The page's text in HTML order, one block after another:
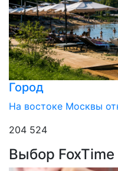
Город
На востоке Москвы
204 524
Выбор FoxTime